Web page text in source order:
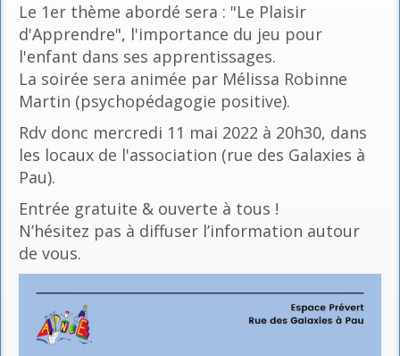
Le 1er thème abordé sera : "Le Plaisir
d'Apprendre", l'importance du jeu pour
l'enfant dans ses apprentissages.
La soirée sera animée par Mélissa Robinne
Martin (psychopédagogie positive).
Rdv donc mercredi 11 mai 2022 à 20h30, dans
les locaux de l'association (rue des Galaxies à
Pau).
Entrée gratuite & ouverte à tous !
N’hésitez pas à diffuser l’information autour
de vous.